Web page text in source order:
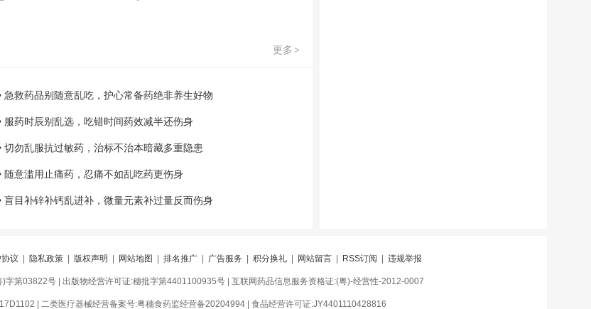
更多 >
急救药品别随意乱吃，护心常备药绝非养生好物
服药时辰别乱选，吃错时间药效减半还伤身
切勿乱服抗过敏药，治标不治本暗藏多重隐患
随意滥用止痛药，忍痛不如乱吃药更伤身
盲目补锌补钙乱进补，微量元素补过量反而伤身
议 隐私政策 版权声明 网站地图 排名推广 广告服务 积分换礼 网站留言 RSS订阅 违规举报
字第03822号 | 出版物经营许可证:穗批字第4401100935号 | 互联网药品信息服务资格证:(粤)-经营性-2012-0007
| 二类医疗器械经营备案号:粤穗食药监经营备20204994 | 食品经营许可证:JY4401110428816